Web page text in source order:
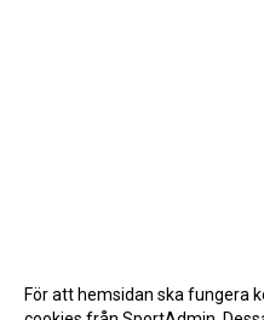
För att hemsidan ska fungera